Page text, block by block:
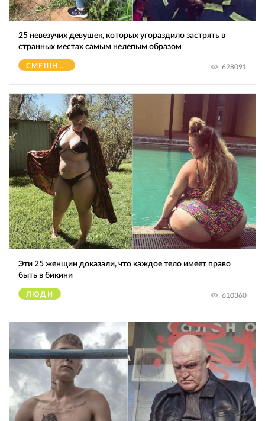
25 невезучих девушек, которых угораздило застрять в
странных местах самым нелепым образом
СМЕШНОЕ 628091
Эти 25 женщин доказали, что каждое тело имеет право
быть в бикини
ЛЮДИ 610360